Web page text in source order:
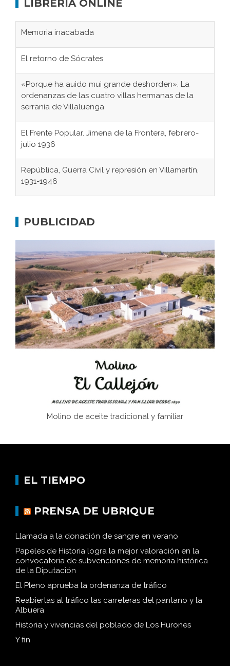
LIBRERÍA ONLINE
Memoria inacabada
El retorno de Sócrates
«Porque ha auido mui grande deshorden»: La
ordenanzas de las cuatro villas hermanas de la
serranía de Villaluenga
El Frente Popular. Jimena de la Frontera, febrero-
julio 1936
República, Guerra Civil y represión en Villamartín,
1931-1946
concentración nazis
Bornos
El Frente Popular. Ubrique, febrero-julio 1936
Juntar las letras. La alfabetización en el campo: del
afán de saber a la autogestión
Historia y vivencias del poblado de Los Hurones
PUBLICIDAD
Molino de aceite tradicional y familiar
EL TIEMPO
PRENSA DE UBRIQUE
Llamada a la donación de sangre en verano
Papeles de Historia logra la mejor valoración en la
convocatoria de subvenciones de memoria histórica
de la Diputación
El Pleno aprueba la ordenanza de tráfico
Reabiertas al tráfico las carreteras del pantano y la
Albuera
Historia y vivencias del poblado de Los Hurones
Y fin